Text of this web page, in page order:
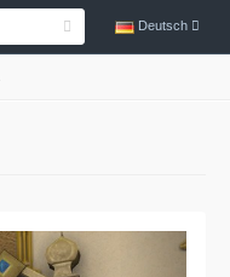
Deutsch